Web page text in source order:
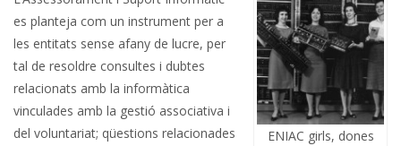
ENIAC girls, dones
es planteja com un instrument per a
les entitats sense afany de lucre, per
tal de resoldre consultes i dubtes
relacionats amb la informàtica
vinculades amb la gestió associativa i
del voluntariat; qüestions relacionades